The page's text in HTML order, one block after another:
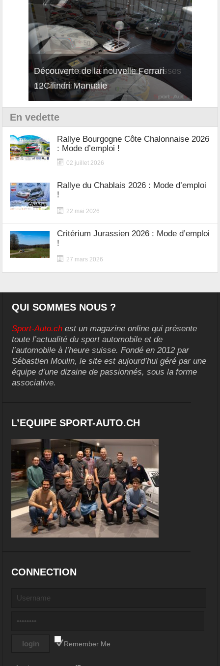
Reportage exclusif dans les coulisses
du Musée Porsche
Découverte de la nouvelle Ferrari
12Cilindri Manuale
En vedette
Rallye Bourgogne Côte Chalonnaise 2026
: Mode d’emploi !
02 juillet 2026
Rallye du Chablais 2026 : Mode d’emploi
!
22 mai 2026
Critérium Jurassien 2026 : Mode d’emploi
!
27 mars 2026
QUI SOMMES NOUS ?
Sport-Auto.ch est un magazine online qui présente
toute l’actualité du sport automobile et de
l’automobile à l’heure suisse. Fondé en 2012 par
Sébastien Moulin, le site est aujourd’hui géré par une
équipe d’une dizaine de passionnés, sous la forme
associative.
L’EQUIPE SPORT-AUTO.CH
CONNECTION
Remember Me